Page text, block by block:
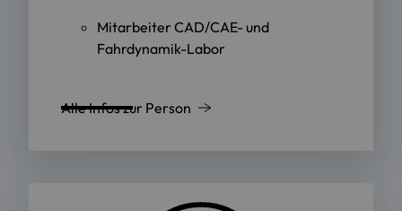
Mitarbeiter CAD/CAE- und
Fahrdynamik-Labor
Alle Infos zur Person